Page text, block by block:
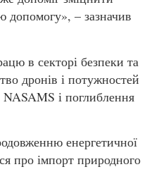
– зазначив
в секторі безпеки та
дронів і потужностей
і поглиблення
енергетичної
про імпорт природного